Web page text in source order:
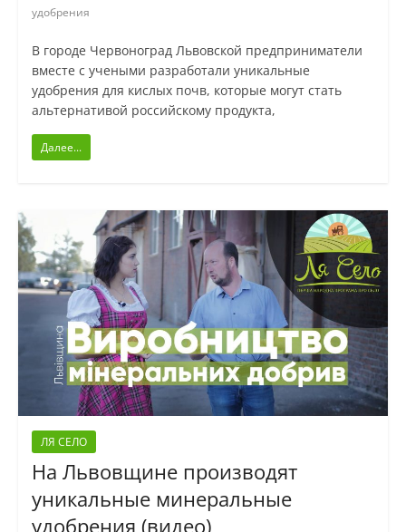
удобрения
В городе Червоноград Львовской предприниматели
вместе с учеными разработали уникальные
удобрения для кислых почв, которые могут стать
альтернативой российскому продукта,
Далее...
ЛЯ СЕЛО
На Львовщине производят
уникальные минеральные
удобрения (видео)